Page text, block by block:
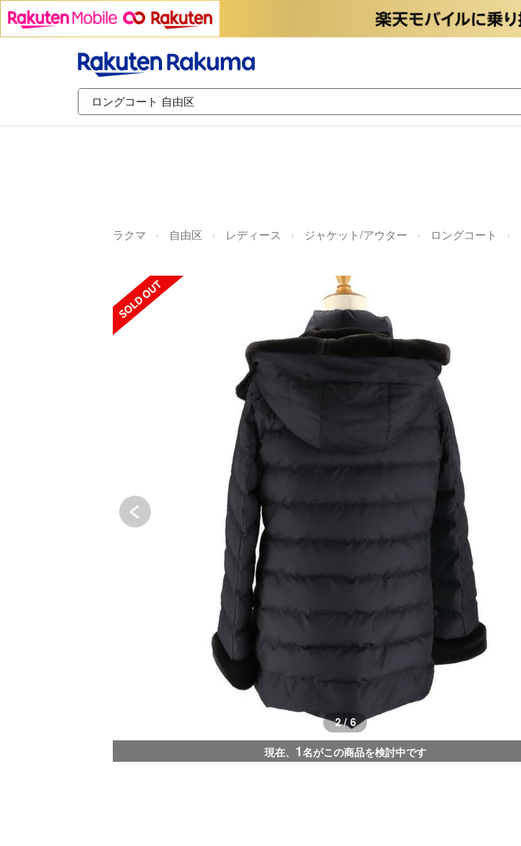
ラクマ 自由区 レディース ジャケット/アウター ロングコート
2 / 6
現在、 1名がこの商品を検討中です